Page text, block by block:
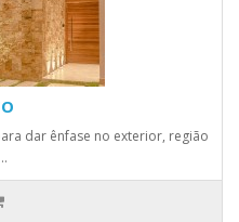
dar ênfase no exterior, região